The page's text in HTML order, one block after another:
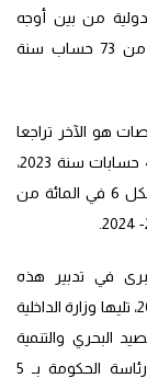
من بين أوجه
الانخفاض في الحسابات الخصوصية، حيث تراجعت من 73 حساب سنة
هو الآخر تراجعا
مهما، حيث انتقل من 10 حسابات سنة 2004، إلى 4 حسابات سنة 2023،
وأصبحت بذلك نسبة هذا الصنف من الحسابات تشكل 6 في المائة من
في تدبير هذه
الحسابات حيث تعد آمرا بالصرف لـ 24 حسابا سنة 2023، تليها وزارة الداخلية
والصيد البحري والتنمية
القروية والمياه والغابات في المرتبة الثالثة رفقة رئاسة الحكومة بـ 5